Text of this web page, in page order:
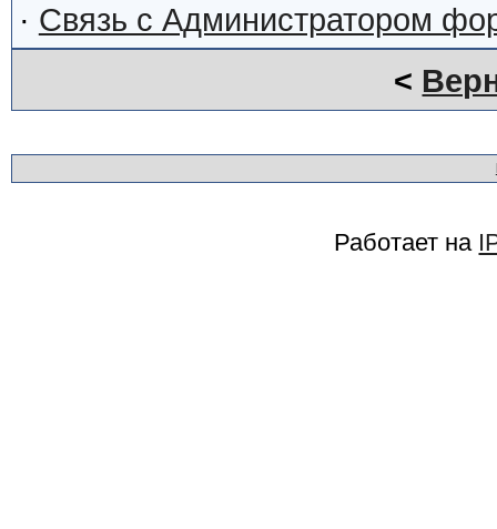
· Связь с Администратором
<
Работает на